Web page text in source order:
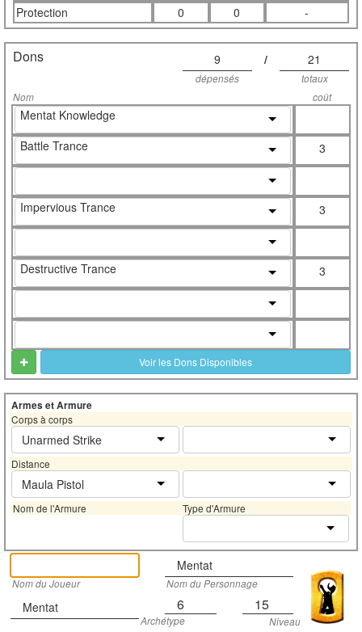
Protection
0 0 -
Dons 9 / 21
dépensés
totaux
Nom
coût
Mentat Knowledge
Battle Trance
3
Impervious Trance 3
Destructive Trance 3
Voir les Dons Disponibles
Armes et Armure
Corps à corps
Unarmed Strike
Distance
Maula Pistol
Nom de l'Armure Type d'Armure
Mentat
Nom du Joueur Nom du Personnage
Mentat 6 15
Archétype
Niveau